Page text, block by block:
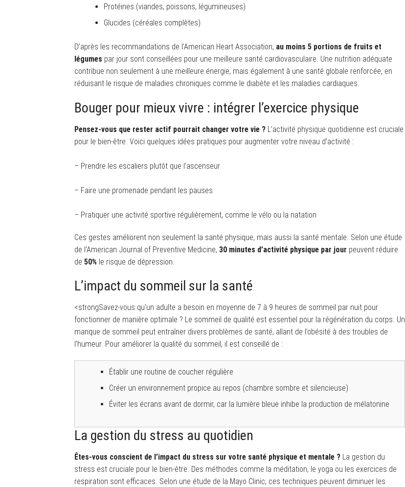
Protéines (viandes, poissons, légumineuses)
Glucides (céréales complètes)
D’après les recommandations de l’American Heart Association, au moins 5 portions de fruits et
légumes par jour sont conseillées pour une meilleure santé cardiovasculaire. Une nutrition adéquate
contribue non seulement à une meilleure énergie, mais également à une santé globale renforcée, en
réduisant le risque de maladies chroniques comme le diabète et les maladies cardiaques.
Bouger pour mieux vivre : intégrer l’exercice physique
Pensez-vous que rester actif pourrait changer votre vie ? L’activité physique quotidienne est cruciale
pour le bien-être. Voici quelques idées pratiques pour augmenter votre niveau d’activité :
– Prendre les escaliers plutôt que l’ascenseur
– Faire une promenade pendant les pauses
– Pratiquer une activité sportive régulièrement, comme le vélo ou la natation
Ces gestes améliorent non seulement la santé physique, mais aussi la santé mentale. Selon une étude
de l’American Journal of Preventive Medicine, 30 minutes d’activité physique par jour peuvent réduire
de 50% le risque de dépression.
L’impact du sommeil sur la santé
<strongSavez-vous qu'un adulte a besoin en moyenne de 7 à 9 heures de sommeil par nuit pour
fonctionner de manière optimale ? Le sommeil de qualité est essentiel pour la régénération du corps. Un
manque de sommeil peut entraîner divers problèmes de santé, allant de l’obésité à des troubles de
l’humeur. Pour améliorer la qualité du sommeil, il est conseillé de :
Établir une routine de coucher régulière
Créer un environnement propice au repos (chambre sombre et silencieuse)
Éviter les écrans avant de dormir, car la lumière bleue inhibe la production de mélatonine
La gestion du stress au quotidien
Êtes-vous conscient de l’impact du stress sur votre santé physique et mentale ? La gestion du
stress est cruciale pour le bien-être. Des méthodes comme la méditation, le yoga ou les exercices de
respiration sont efficaces. Selon une étude de la Mayo Clinic, ces techniques peuvent diminuer les